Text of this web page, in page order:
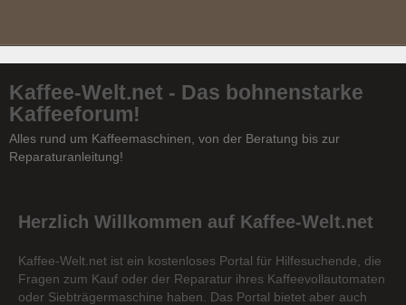
Kaffee-Welt.net - Das bohnenstarke
Kaffeeforum!
Alles rund um Kaffeemaschinen, von der Beratung bis zur
Reparaturanleitung!
Herzlich Willkommen auf Kaffee-Welt.net
Kaffee-Welt.net ist ein kostenloses Portal für Hilfesuchende, die
Fragen zum Kauf oder der Reparatur ihres Kaffeevollautomaten
oder Siebträgermaschine haben. Das Portal bietet aber auch